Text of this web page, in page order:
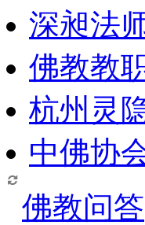
深昶法
佛教教
杭州灵
中佛协
佛教问答